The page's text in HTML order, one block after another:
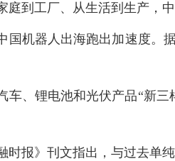
庭到工厂、从生活到生产，
国机器人出海跑出加速度。
车、锂电池和光伏产品“新
时报》刊文指出，与过去单